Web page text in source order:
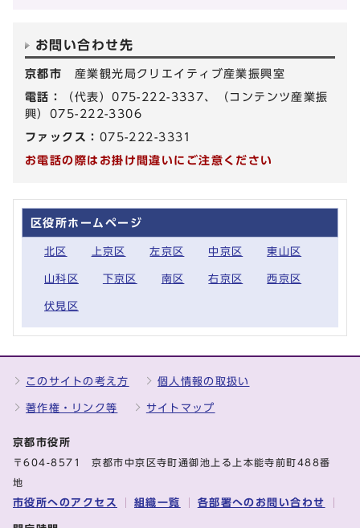
お問い合わせ先
京都市 産業観光局クリエイティブ産業振興室
電話：
（代表）075-222-3337、（コンテンツ産業振
興）075-222-3306
ファックス： 075-222-3331
お電話の際はお掛け間違いにご注意ください
区役所ホームページ
北区 上京区 左京区 中京区 東山区
山科区 下京区 南区 右京区 西京区
伏見区
このサイトの考え方 個人情報の取扱い
著作権・リンク等 サイトマップ
京都市役所
〒604-8571 京都市中京区寺町通御池上る上本能寺前町488番
地
市役所へのアクセス 組織一覧 各部署へのお問い合わせ